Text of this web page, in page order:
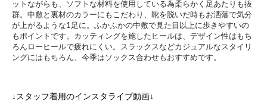
ットながらも、ソフトな材料を使用している為柔らかく足あたりも抜
群。中敷と裏材のカラーにもこだわり、靴を脱いだ時もお洒落で気分
が上がるような1足に。ふかふかの中敷で見た目以上に歩きやすいの
もポイントです。カッティングを施したヒールは、デザイン性はもち
ろんローヒールで疲れにくい。スラックスなどカジュアルなスタイリ
ングにはもちろん、今季はソックス合わせもおすすめです。
↓スタッフ着用のインスタライブ動画↓